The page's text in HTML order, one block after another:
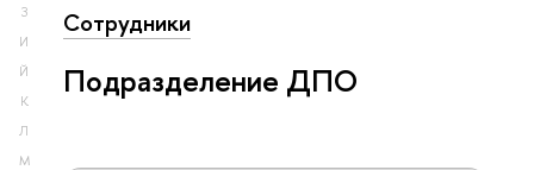
З
И
Й
К
Л
М
Сотрудники
Подразделение ДПО